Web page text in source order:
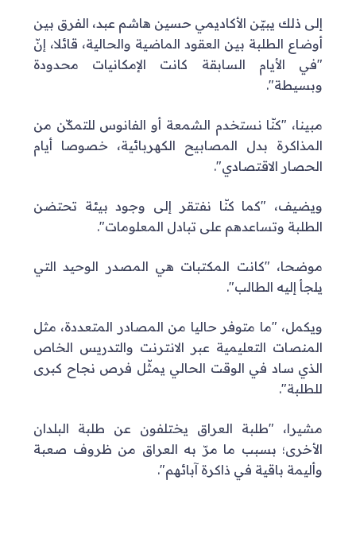
إلى ذلك يبيّن الأكاديمي حسين هاشم عبد، الفرق بين
أوضاع الطلبة بين العقود الماضية والحالية، قائلا، إنّ
"في الأيام السابقة كانت الإمكانيات محدودة
وبسيطة".
مبينا، "كنّا نستخدم الشمعة أو الفانوس للتمكّن من
المذاكرة بدل المصابيح الكهربائية، خصوصا أيام
الحصار الاقتصادي".
ويضيف، "كما كنّا نفتقر إلى وجود بيئة تحتضن
الطلبة وتساعدهم على تبادل المعلومات".
موضحا، "كانت المكتبات هي المصدر الوحيد التي
يلجأ إليه الطالب".
ويكمل، "ما متوفر حاليا من المصادر المتعددة، مثل
المنصات التعليمية عبر الانترنت والتدريس الخاص
الذي ساد في الوقت الحالي يمثّل فرص نجاح كبرى
للطلبة".
مشيرا، "طلبة العراق يختلفون عن طلبة البلدان
الأخرى؛ بسبب ما مرّ به العراق من ظروف صعبة
وأليمة باقية في ذاكرة آبائهم".